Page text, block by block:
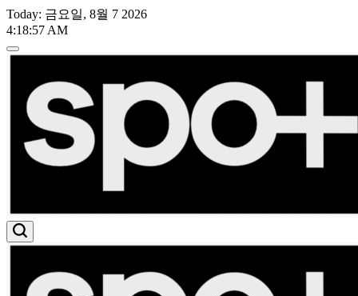
Skip
to
Today: 금요일, 8월 7 2026
4:18:58 AM
스
포